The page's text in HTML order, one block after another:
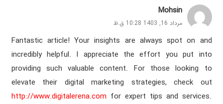
Mohsin
مرداد 16, 1403 10:28 ق.ظ
Fantastic article! Your insights are always spot on and
incredibly helpful. I appreciate the effort you put into
providing such valuable content. For those looking to
elevate their digital marketing strategies, check out
http://www.digitalerena.com for expert tips and services.